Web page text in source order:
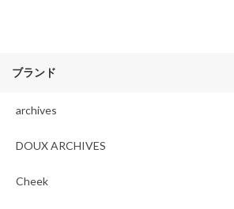
ブランド
archives
DOUX ARCHIVES
Cheek